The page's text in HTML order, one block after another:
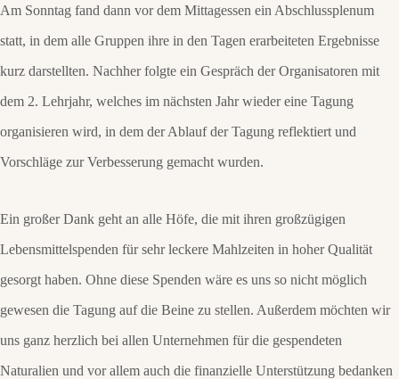
Am Sonntag fand dann vor dem Mittagessen ein Abschlussplenum
statt, in dem alle Gruppen ihre in den Tagen erarbeiteten Ergebnisse
kurz darstellten. Nachher folgte ein Gespräch der Organisatoren mit
dem 2. Lehrjahr, welches im nächsten Jahr wieder eine Tagung
organisieren wird, in dem der Ablauf der Tagung reflektiert und
Vorschläge zur Verbesserung gemacht wurden.
Ein großer Dank geht an alle Höfe, die mit ihren großzügigen
Lebensmittelspenden für sehr leckere Mahlzeiten in hoher Qualität
gesorgt haben. Ohne diese Spenden wäre es uns so nicht möglich
gewesen die Tagung auf die Beine zu stellen. Außerdem möchten wir
uns ganz herzlich bei allen Unternehmen für die gespendeten
Naturalien und vor allem auch die finanzielle Unterstützung bedanken